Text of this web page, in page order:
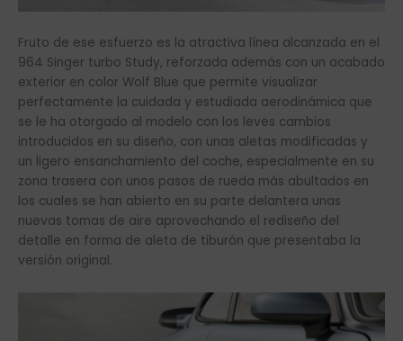
Fruto de ese esfuerzo es la atractiva línea alcanzada en el
964 Singer turbo Study, reforzada además con un acabado
exterior en color Wolf Blue que permite visualizar
perfectamente la cuidada y estudiada aerodinámica que
se le ha otorgado al modelo con los leves cambios
introducidos en su diseño, con unas aletas modificadas y
un ligero ensanchamiento del coche, especialmente en su
zona trasera con unos pasos de rueda más abultados en
los cuales se han abierto en su parte delantera unas
nuevas tomas de aire aprovechando el rediseño del
detalle en forma de aleta de tiburón que presentaba la
versión original.